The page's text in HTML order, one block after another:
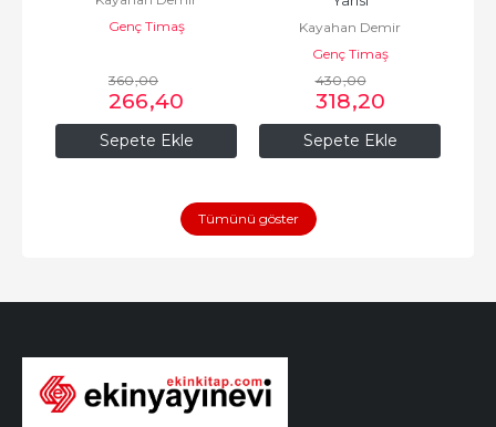
Sepete Ekle
Genç Timaş
360,00
266,40
Sepete Ekle
Kayahan Demir
Genç Timaş
430,00
318,20
Tümünü göster